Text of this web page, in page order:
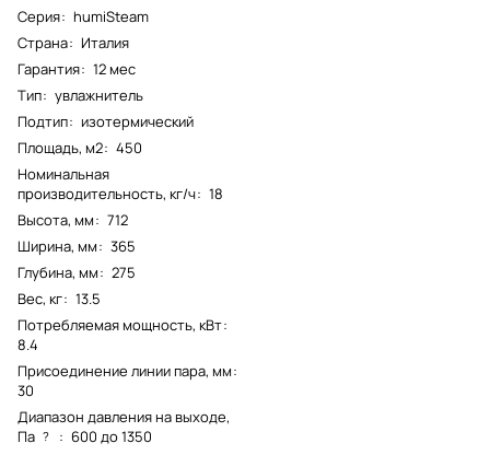
Серия: humiSteam
Страна: Италия
Гарантия: 12 мес
Тип: увлажнитель
Подтип: изотермический
Площадь, м2: 450
Номинальная
производительность, кг/ч: 18
Высота, мм: 712
Ширина, мм: 365
Глубина, мм: 275
Вес, кг: 13.5
Потребляемая мощность, кВт:
8.4
Присоединение линии пара, мм:
30
Диапазон давления на выходе,
Па ? : 600 до 1350